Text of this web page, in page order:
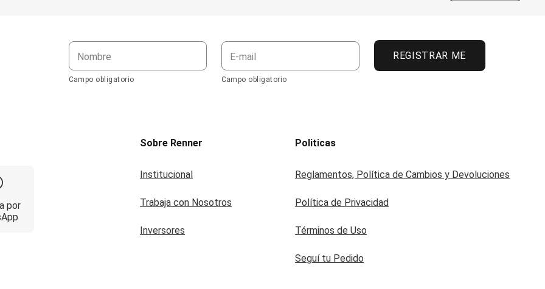
Nombre
Campo obligatorio
E-mail
Campo obligatorio
REGISTRAR ME
por
Sobre Renner
Institucional
Trabaja con Nosotros
Inversores
Politicas
Reglamentos, Política de Cambios y Devoluciones
Política de Privacidad
Términos de Uso
Seguí tu Pedido